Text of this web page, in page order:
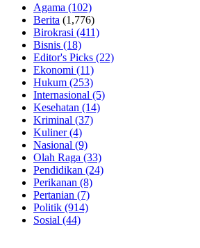
Agama (102)
Berita (1,776)
Birokrasi (411)
Bisnis (18)
Editor's Picks (22)
Ekonomi (11)
Hukum (253)
Internasional (5)
Kesehatan (14)
Kriminal (37)
Kuliner(4)
Nasional (9)
Olah Raga (33)
Pendidikan (24)
Perikanan (8)
Pertanian (7)
Politik (914)
Sosial (44)